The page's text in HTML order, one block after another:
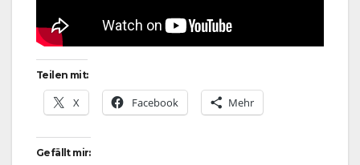
Teilen mit:
X Facebook Mehr
Gefällt mir: